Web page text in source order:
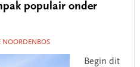
populair onder
NOORDENBOS
Begin dit